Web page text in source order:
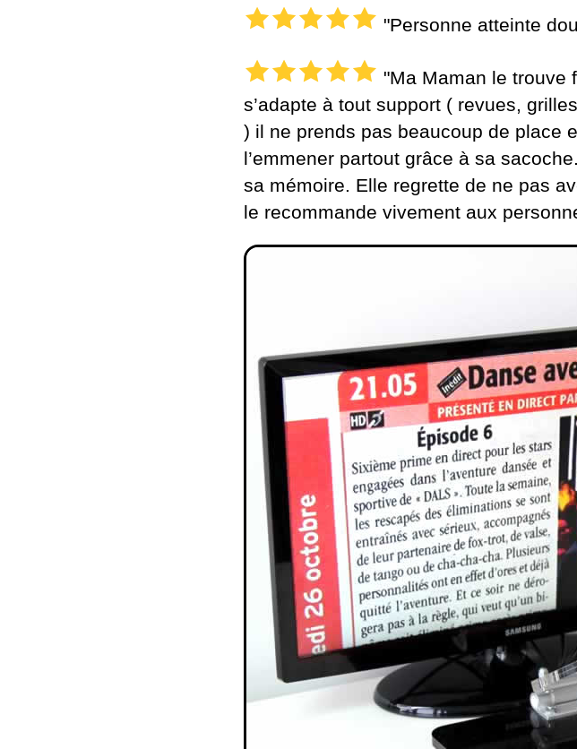
"Personne atteinte
"Ma Maman le trouve
s’adapte à tout support ( revues,
) il ne prends pas beaucoup de place
l’emmener partout grâce à sa
sa mémoire. Elle regrette de ne pas
le recommande vivement aux